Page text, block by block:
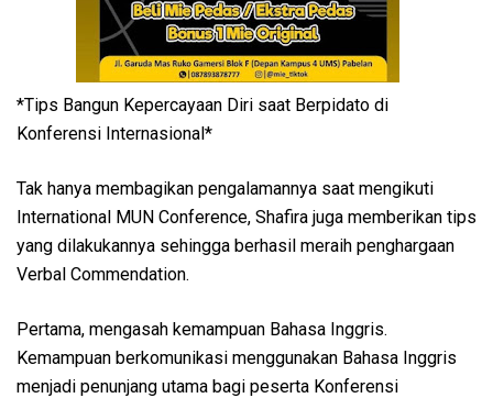
*Tips Bangun Kepercayaan Diri saat Berpidato di
Konferensi Internasional*
Tak hanya membagikan pengalamannya saat mengikuti
International MUN Conference, Shafira juga memberikan tips
yang dilakukannya sehingga berhasil meraih penghargaan
Verbal Commendation.
Pertama, mengasah kemampuan Bahasa Inggris.
Kemampuan berkomunikasi menggunakan Bahasa Inggris
menjadi penunjang utama bagi peserta Konferensi